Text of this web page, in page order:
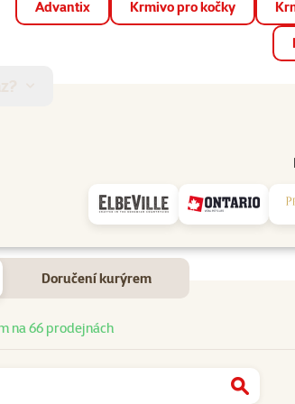
📱 Stáhněte si
Advantix Krmivo pro kočky
Doručení kurýrem
na 66 prodejnách
Najít